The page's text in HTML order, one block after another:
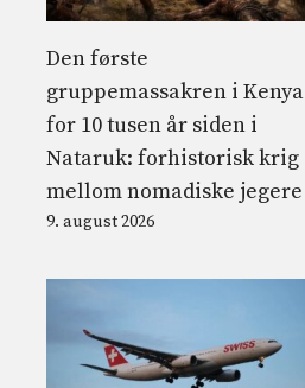
Den første
gruppemassakren i Kenya
for 10 tusen år siden i
Nataruk: forhistorisk krig
mellom nomadiske jegere
9. august 2026